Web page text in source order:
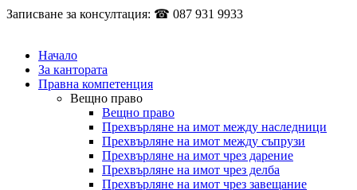
Записване за консултация: ☎ 087 931 9933
Начало
За кантората
Правна компетенция
Вещно право
Вещно право
Прехвърляне на имот между наследници
Прехвърляне на имот между съпрузи
Прехвърляне на имот чрез дарение
Прехвърляне на имот чрез делба
Прехвърляне на имот чрез завещание